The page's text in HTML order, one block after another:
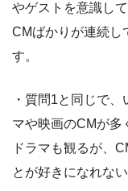
やゲストを意識し
CMばかりが連続し
す。
・質問1と同じで
マや映画のCMが多
ドラマも観るが、
とが好きになれない